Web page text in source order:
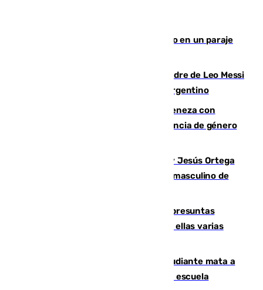
Los Bomberos combaten un incendio en un paraje
Muere a los 68 años Jorge Messi, padre de Leo Messi
y pieza fundamental en la carrera del argentino
Retiene a su mujer en su casa y ameneza con
quemar la vivienda: nuevo caso de violencia de género
Dos sevillanos de oro: Manuel Cruz y Jesús Ortega
ganan el campeonato del mundo sub19 masculino de
Un juzgado de Ceuta investiga seis presuntas
agresiones sexuales a migrantes, entre ellas varias
Desastre en Tailandia: un joven estudiante mata a
tiros a sus abuelo y a profesores en una escuela